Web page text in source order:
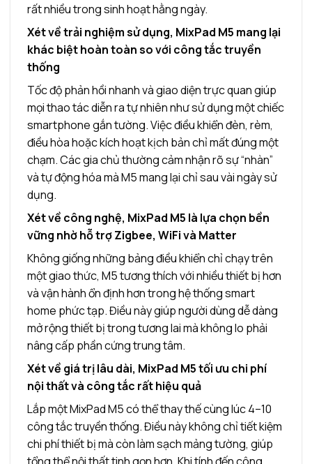
rất nhiều trong sinh hoạt hằng ngày.
Xét về trải nghiệm sử dụng, MixPad M5 mang lại
khác biệt hoàn toàn so với công tắc truyền
thống
Tốc độ phản hồi nhanh và giao diện trực quan giúp
mọi thao tác diễn ra tự nhiên như sử dụng một chiếc
smartphone gắn tường. Việc điều khiển đèn, rèm,
điều hòa hoặc kích hoạt kịch bản chỉ mất đúng một
chạm. Các gia chủ thường cảm nhận rõ sự “nhàn”
và tự động hóa mà M5 mang lại chỉ sau vài ngày sử
dụng.
Xét về công nghệ, MixPad M5 là lựa chọn bền
vững nhờ hỗ trợ Zigbee, WiFi và Matter
Không giống những bảng điều khiển chỉ chạy trên
một giao thức, M5 tương thích với nhiều thiết bị hơn
và vận hành ổn định hơn trong hệ thống smart
home phức tạp. Điều này giúp người dùng dễ dàng
mở rộng thiết bị trong tương lai mà không lo phải
nâng cấp phần cứng trung tâm.
Xét về giá trị lâu dài, MixPad M5 tối ưu chi phí
nội thất và công tắc rất hiệu quả
Lắp một MixPad M5 có thể thay thế cùng lúc 4–10
công tắc truyền thống. Điều này không chỉ tiết kiệm
chi phí thiết bị mà còn làm sạch mảng tường, giúp
tổng thể nội thất tinh gọn hơn. Khi tính đến công